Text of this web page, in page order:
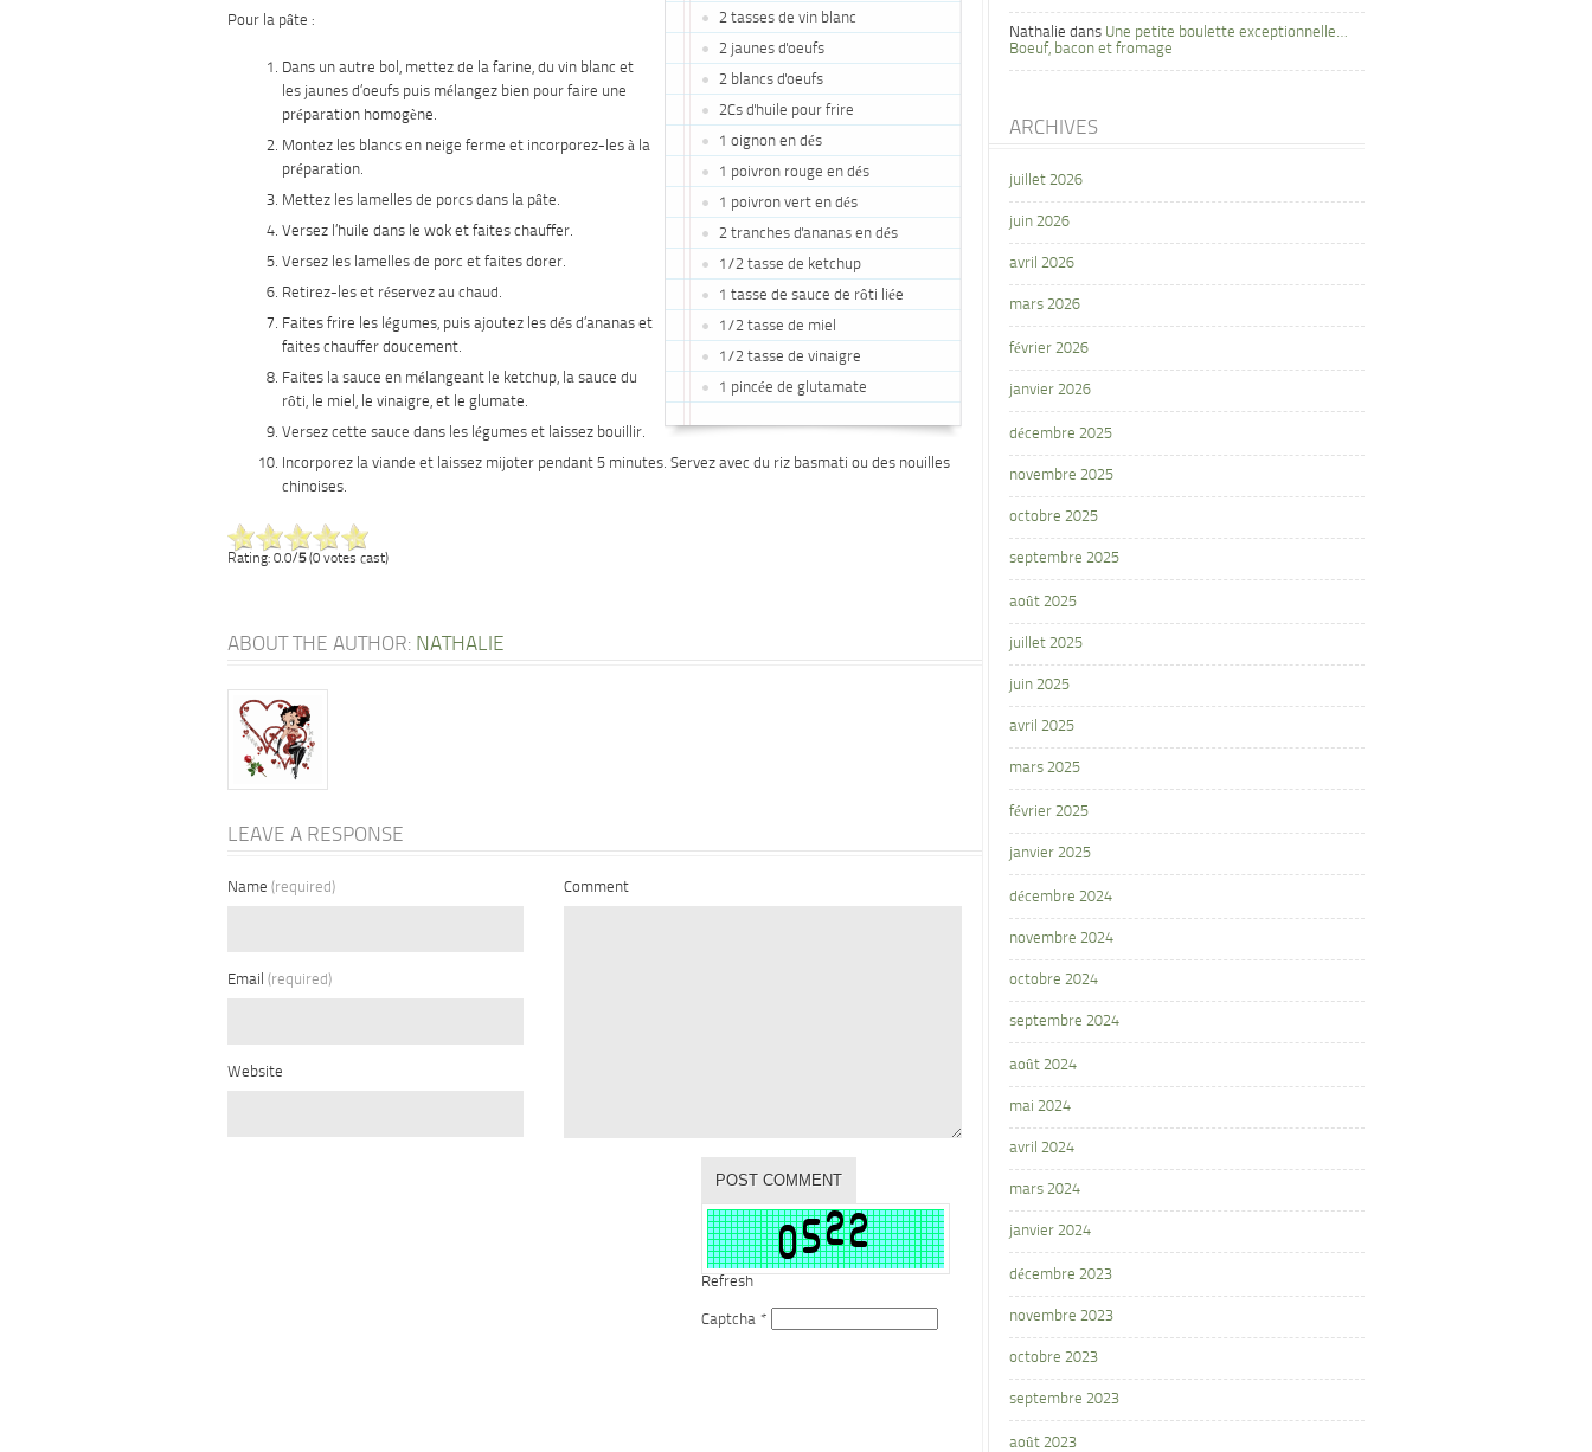
2 tasses de vin blanc
2 jaunes d'oeufs
2 blancs d'oeufs
2Cs d'huile pour frire
1 oignon en dés
1 poivron rouge en dés
1 poivron vert en dés
2 tranches d'ananas en dés
1/2 tasse de ketchup
1 tasse de sauce de rôti liée
1/2 tasse de miel
1/2 tasse de vinaigre
1 pincée de glutamate
Pour la pâte :
Dans un autre bol, mettez de la farine, du vin blanc et
les jaunes d’oeufs puis mélangez bien pour faire une
préparation homogène.
Montez les blancs en neige ferme et incorporez-les à la
préparation.
Mettez les lamelles de porcs dans la pâte.
Versez l’huile dans le wok et faites chauffer.
Versez les lamelles de porc et faites dorer.
Retirez-les et réservez au chaud.
Faites frire les légumes, puis ajoutez les dés d’ananas et
faites chauffer doucement.
Faites la sauce en mélangeant le ketchup, la sauce du
rôti, le miel, le vinaigre, et le glumate.
Versez cette sauce dans les légumes et laissez bouillir.
Incorporez la viande et laissez mijoter pendant 5 minutes. Servez avec du riz basmati ou des nouilles
chinoises.
Rating: 0.0/5(0 votes cast)
ABOUT THE AUTHOR: NATHALIE
LEAVE A RESPONSE
Name (required)
Email (required)
Website
Comment
Refresh
Captcha *
Nathalie dans Une petite boulette exceptionnelle…
Boeuf, bacon et fromage
ARCHIVES
juillet 2026
juin 2026
avril 2026
mars 2026
février 2026
janvier 2026
décembre 2025
novembre 2025
octobre 2025
septembre 2025
août 2025
juillet 2025
juin 2025
avril 2025
mars 2025
février 2025
janvier 2025
décembre 2024
novembre 2024
octobre 2024
septembre 2024
août 2024
mai 2024
avril 2024
mars 2024
janvier 2024
décembre 2023
novembre 2023
octobre 2023
septembre 2023
août 2023